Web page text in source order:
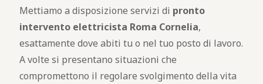
Mettiamo a disposizione servizi di pronto
intervento elettricista Roma Cornelia,
esattamente dove abiti tu o nel tuo posto di lavoro.
A volte si presentano situazioni che
compromettono il regolare svolgimento della vita